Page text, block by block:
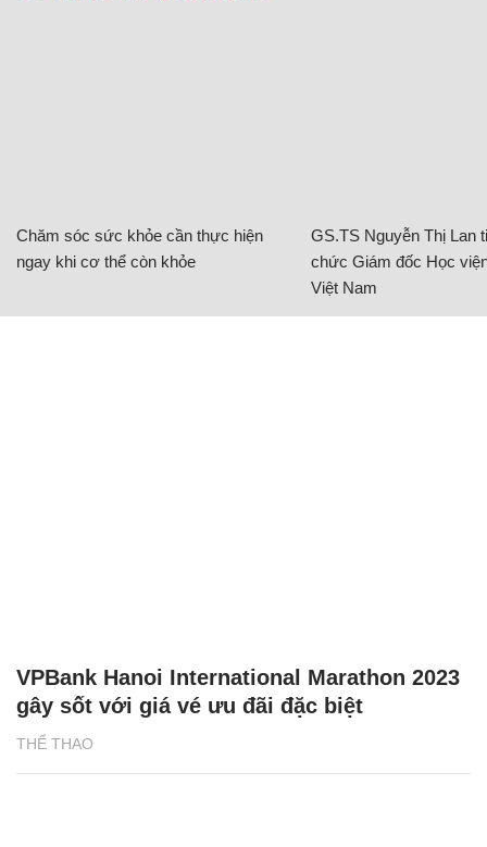
Chăm sóc sức khỏe cần thực hiện
ngay khi cơ thể còn khỏe
GS.TS Nguyễn Thị Lan
chức Giám đốc Học
Việt Nam
THỂ THAO
VPBank Hanoi International Marathon 2023
gây sốt với giá vé ưu đãi đặc biệt